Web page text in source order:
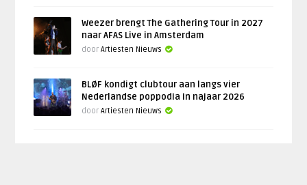
Weezer brengt The Gathering Tour in 2027
naar AFAS Live in Amsterdam
doorArtiesten Nieuws
BLØF kondigt clubtour aan langs vier
Nederlandse poppodia in najaar 2026
doorArtiesten Nieuws